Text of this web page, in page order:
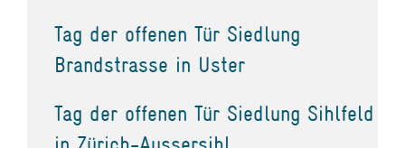
Tag der offenen Tür Siedlung
Brandstrasse in Uster
Tag der offenen Tür Siedlung Sihlfeld